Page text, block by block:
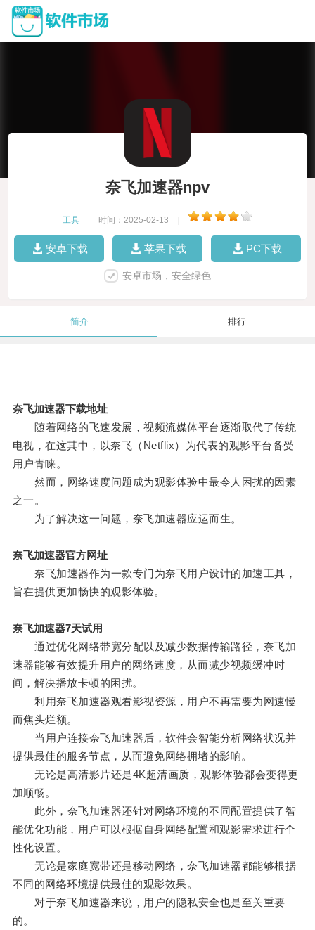
奈飞加速器npv
工具 时间：2025-02-13
安卓下载 苹果下载 PC下载
安卓市场，安全绿色
简介 排行
奈飞加速器下载地址
随着网络的飞速发展，视频流媒体平台逐渐取代了传统
电视，在这其中，以奈飞（Netflix）为代表的观影平台备受
用户青睐。
然而，网络速度问题成为观影体验中最令人困扰的因素
之一。
为了解决这一问题，奈飞加速器应运而生。
奈飞加速器官方网址
奈飞加速器作为一款专门为奈飞用户设计的加速工具，
旨在提供更加畅快的观影体验。
奈飞加速器7天试用
通过优化网络带宽分配以及减少数据传输路径，奈飞加
速器能够有效提升用户的网络速度，从而减少视频缓冲时
间，解决播放卡顿的困扰。
利用奈飞加速器观看影视资源，用户不再需要为网速慢
而焦头烂额。
当用户连接奈飞加速器后，软件会智能分析网络状况并
提供最佳的服务节点，从而避免网络拥堵的影响。
无论是高清影片还是4K超清画质，观影体验都会变得更
加顺畅。
此外，奈飞加速器还针对网络环境的不同配置提供了智
能优化功能，用户可以根据自身网络配置和观影需求进行个
性化设置。
无论是家庭宽带还是移动网络，奈飞加速器都能够根据
不同的网络环境提供最佳的观影效果。
对于奈飞加速器来说，用户的隐私安全也是至关重要
的。